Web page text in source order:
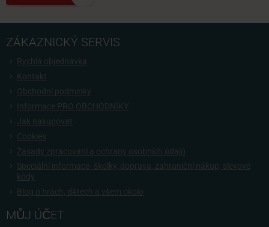
ZÁKAZNICKÝ SERVIS
Rychlá objednávka
Kontakt
Obchodní podmínky
Informace PRO OBCHODNÍKY
Jak nakupovat
Cookies
Zásady zpracování a ochrany osobních údajů
Speciální informace- školky, doprava, zahraniční nákup, slevové
kódy
Blog o hrách, dětech a všem okolo
MŮJ ÚČET